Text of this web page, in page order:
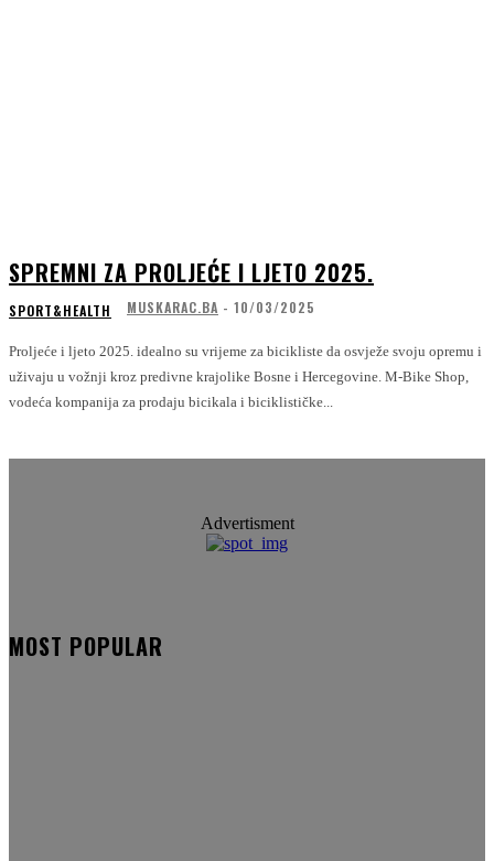
SPREMNI ZA PROLJEĆE I LJETO 2025.
SPORT&HEALTH MUSKARAC.BA - 10/03/2025
Proljeće i ljeto 2025. idealno su vrijeme za bicikliste da osvježe svoju opremu i
uživaju u vožnji kroz predivne krajolike Bosne i Hercegovine. M-Bike Shop,
vodeća kompanija za prodaju bicikala i biciklističke...
Advertisment
MOST POPULAR